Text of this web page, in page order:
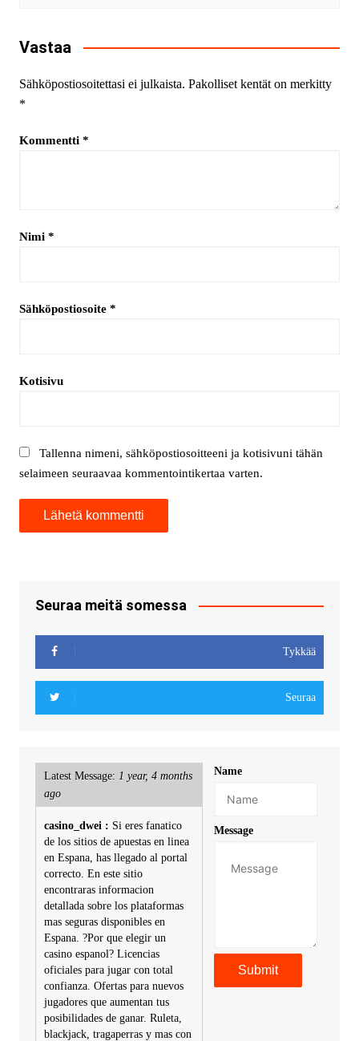
Vastaa
Sähköpostiosoitettasi ei julkaista. Pakolliset kentät on merkitty
*
Kommentti *
Nimi *
Sähköpostiosoite *
Kotisivu
Tallenna nimeni, sähköpostiosoitteeni ja kotisivuni tähän
selaimeen seuraavaa kommentointikertaa varten.
Seuraa meitä somessa
Tykkää
Seuraa
Latest Message: 1 year, 4 months
ago
casino_dwei : Si eres fanatico
de los sitios de apuestas en linea
en Espana, has llegado al portal
correcto. En este sitio
encontraras informacion
detallada sobre los plataformas
mas seguras disponibles en
Espana. ?Por que elegir un
casino espanol? Licencias
oficiales para jugar con total
confianza. Ofertas para nuevos
jugadores que aumentan tus
posibilidades de ganar. Ruleta,
blackjack, tragaperras y mas con
Name
Message